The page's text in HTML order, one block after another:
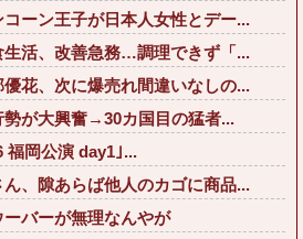
コーン王子が日本人女性とデー...
生活、改善急務…調理できず「...
優花、次に爆売れ間違いなしの...
勢が大興奮→30カ国目の猛者...
福岡公演 day1｣...
、隙あらば他人のカゴに商品...
バーが無理なんやが